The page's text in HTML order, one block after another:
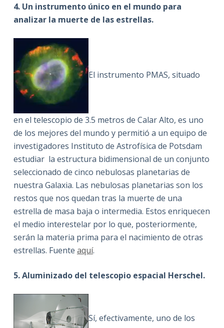
4. Un instrumento único en el mundo para
analizar la muerte de las estrellas.
El instrumento PMAS, situado
en el telescopio de 3.5 metros de Calar Alto, es uno
de los mejores del mundo y permitió a un equipo de
investigadores Instituto de Astrofísica de Potsdam
estudiar la estructura bidimensional de un conjunto
seleccionado de cinco nebulosas planetarias de
nuestra Galaxia. Las nebulosas planetarias son los
restos que nos quedan tras la muerte de una
estrella de masa baja o intermedia. Estos enriquecen
el medio interestelar por lo que, posteriormente,
serán la materia prima para el nacimiento de otras
estrellas. Fuente aquí.
5. Aluminizado del telescopio espacial Herschel.
Sí, efectivamente, uno de los